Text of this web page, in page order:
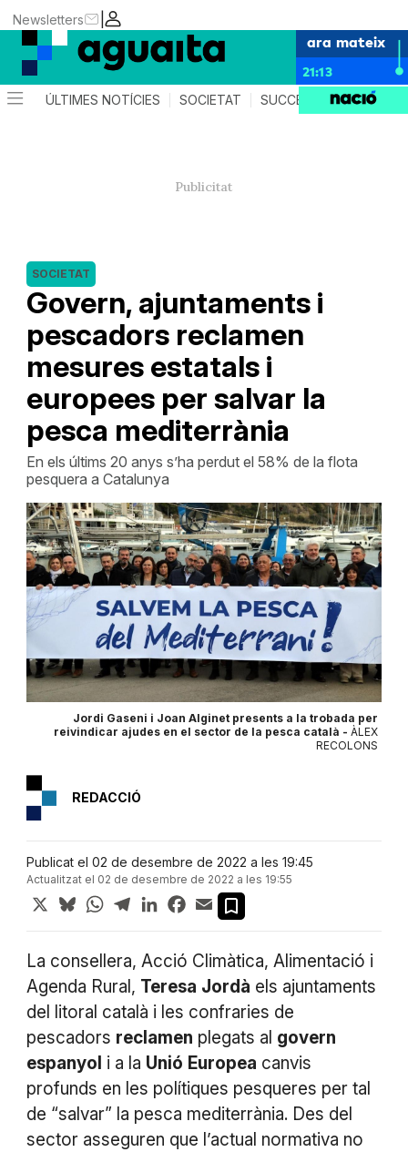
|
Newsletters
ara mateix
21:13
ÚLTIMES NOTÍCIES SOCIETAT SUCCESSOS AGENDA
Govern, ajuntaments i
pescadors reclamen
mesures estatals i
europees per salvar la
pesca mediterrània
SOCIETAT
En els últims 20 anys s’ha perdut el 58% de la flota
pesquera a Catalunya
Jordi Gaseni i Joan Alginet presents a la trobada per
reivindicar ajudes en el sector de la pesca català - ÀLEX
RECOLONS
REDACCIÓ
Publicat el 02 de desembre de 2022 a les 19:45
Actualitzat el 02 de desembre de 2022 a les 19:55
X BlueskyWhatsApp
TelegramLinkedInFacebook
Email
La consellera, Acció Climàtica, Alimentació i
Agenda Rural, Teresa Jordà els ajuntaments
del litoral català i les confraries de
pescadors reclamen plegats al govern
espanyol i a la Unió Europea canvis
profunds en les polítiques pesqueres per tal
de “salvar” la pesca mediterrània. Des del
sector asseguren que l’actual normativa no